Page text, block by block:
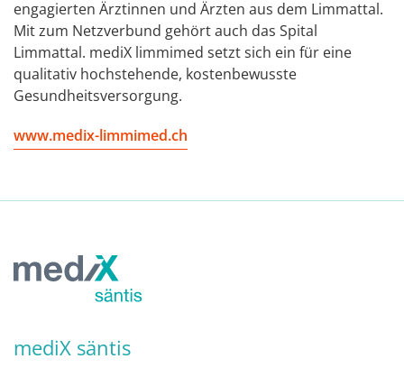
engagierten Ärztinnen und Ärzten aus dem Limmattal.
Mit zum Netzverbund gehört auch das Spital
Limmattal. mediX limmimed setzt sich ein für eine
qualitativ hochstehende, kostenbewusste
Gesundheitsversorgung.
www.medix-limmimed.ch
mediX säntis